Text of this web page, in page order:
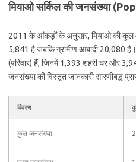
मियाओ सर्किल की जनसंख्या
2011 के आंकड़ों के अनुसार, मियाओ की कुल
5,841 है जबकि ग्रामीण आबादी 20,080
(परिवार) हैं, जिनमें 1,393 शहरी घर और
जनसंख्या की विस्तृत जानकारी सारणीबद्ध
विवरण
कुल जनसंख्या